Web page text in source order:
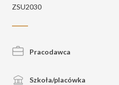
ZSU2030
Pracodawca
Szkoła/placówka